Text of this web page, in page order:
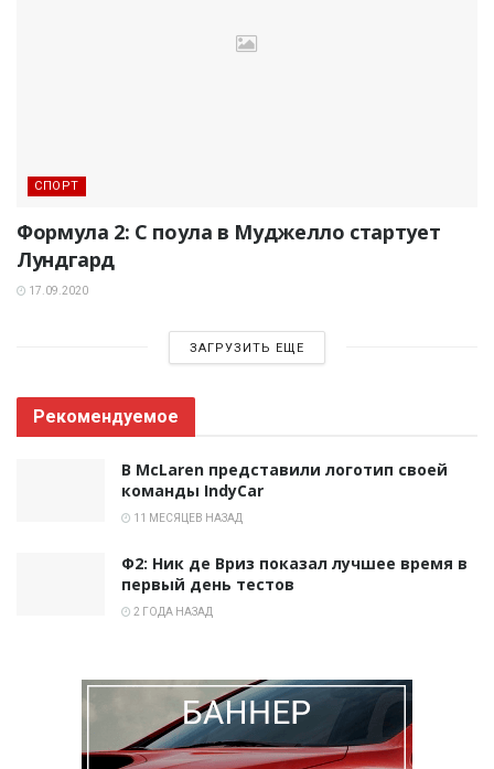
СПОРТ
Формула 2: С поула в Муджелло стартует
Лундгард
17.09.2020
ЗАГРУЗИТЬ ЕЩЕ
Рекомендуемое
В McLaren представили логотип своей
команды IndyCar
11 МЕСЯЦЕВ НАЗАД
Ф2: Ник де Вриз показал лучшее время в
первый день тестов
2 ГОДА НАЗАД